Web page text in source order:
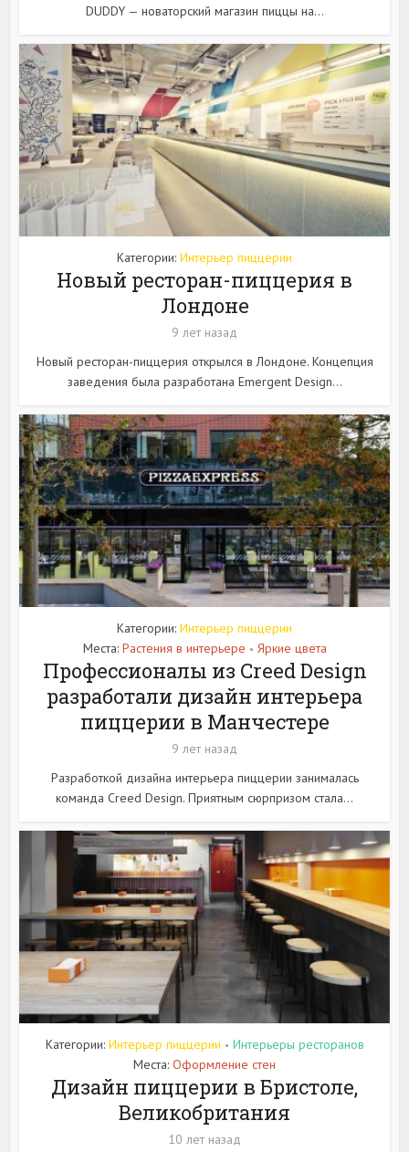
DUDDY — новаторский магазин пиццы на...
Категории: Интерьер пиццерии
Новый ресторан-пиццерия в
Лондоне
9 лет назад
Новый ресторан-пиццерия открылся в Лондоне. Концепция
заведения была разработана Emergent Design...
Категории: Интерьер пиццерии
Места: Растения в интерьере • Яркие цвета
Профессионалы из Creed Design
разработали дизайн интерьера
пиццерии в Манчестере
9 лет назад
Разработкой дизайна интерьера пиццерии занималась
команда Creed Design. Приятным сюрпризом стала...
Категории: Интерьер пиццерии • Интерьеры ресторанов
Места: Оформление стен
Дизайн пиццерии в Бристоле,
Великобритания
10 лет назад